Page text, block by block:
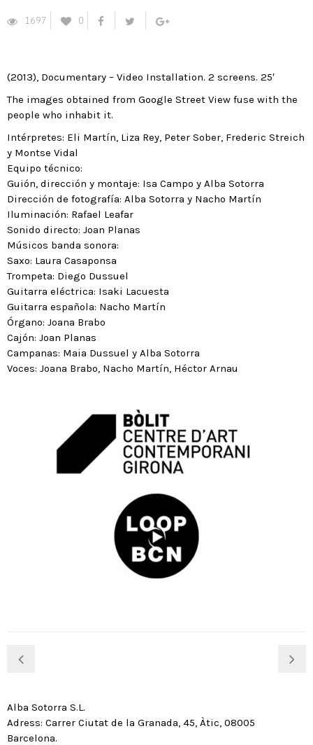
1697 0
(2013), Documentary – Video Installation. 2 screens. 25′
The images obtained from Google Street View fuse with the
people who inhabit it.
Intérpretes: Eli Martín, Liza Rey, Peter Sober, Frederic Streich
y Montse Vidal
Equipo técnico:
Guión, dirección y montaje: Isa Campo y Alba Sotorra
Dirección de fotografía: Alba Sotorra y Nacho Martín
Iluminación: Rafael Leafar
Sonido directo: Joan Planas
Músicos banda sonora:
Saxo: Laura Casaponsa
Trompeta: Diego Dussuel
Guitarra eléctrica: Isaki Lacuesta
Guitarra española: Nacho Martín
Órgano: Joana Brabo
Cajón: Joan Planas
Campanas: Maia Dussuel y Alba Sotorra
Voces: Joana Brabo, Nacho Martín, Héctor Arnau
Alba Sotorra S.L.
Adress: Carrer Ciutat de la Granada, 45, Àtic, 08005
Barcelona.